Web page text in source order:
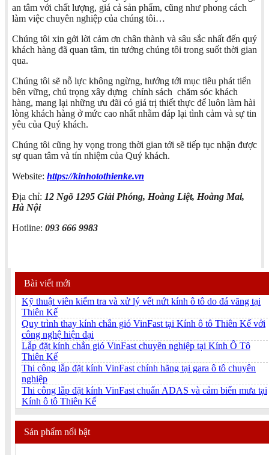
an tâm với chất lượng, giá cả sản phẩm, cũng như phong cách
làm việc chuyên nghiệp của chúng tôi…
Chúng tôi xin gởi lời cảm ơn chân thành và sâu sắc nhất đến quý
khách hàng đã quan tâm, tin tưởng chúng tôi trong suốt thời gian
qua.
Chúng tôi sẽ nỗ lực không ngừng, hướng tới mục tiêu phát tiển
bên vững, chú trọng xây dựng chính sách chăm sóc khách
hàng, mang lại những ưu đãi có giá trị thiết thực để luôn làm hài
lòng khách hàng ở mức cao nhất nhằm đáp lại tình cảm và sự tin
yêu của Quý khách.
Chúng tôi cũng hy vọng trong thời gian tới sẽ tiếp tục nhận được
sự quan tâm và tín nhiệm của Quý khách.
Website: https://kinhotothienke.vn
Địa chỉ: 12 Ngõ 1295 Giải Phóng, Hoàng Liệt, Hoàng Mai,
Hà Nội
Hotline: 093 666 9983
Bài viết mới
Kỹ thuật viên kiểm tra và xử lý vết nứt kính ô tô do đá văng tại
Thiên Kế
Quy trình thay kính chắn gió VinFast tại Kính ô tô Thiên Kế với
công nghệ hiện đại
Lắp đặt kính chắn gió VinFast chuyên nghiệp tại Kính Ô Tô
Thiên Kế
Thi công lắp đặt kính VinFast chính hãng tại gara ô tô chuyên
nghiệp
Thi công lắp đặt kính VinFast chuẩn ADAS và cảm biến mưa tại
Kính ô tô Thiên Kế
Sản phẩm nổi bật